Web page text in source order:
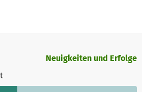
Neuigkeiten und Erfolge